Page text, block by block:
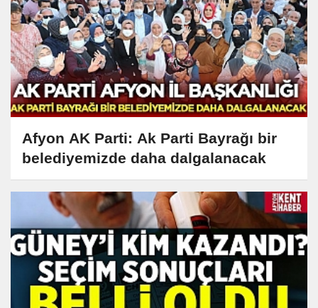
Afyon AK Parti: Ak Parti Bayrağı bir
belediyemizde daha dalgalanacak